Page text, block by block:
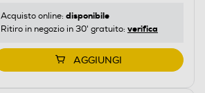
Acquisto online: disponibile
Ritiro in negozio in 30' gratuito: verifica
AGGIUNGI